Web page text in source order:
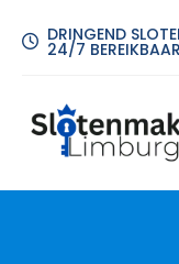
DRINGEND
24/7 BEREIKBAAR